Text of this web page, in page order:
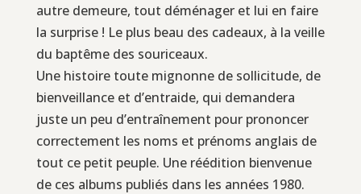
autre demeure, tout déménager et lui en faire
la surprise ! Le plus beau des cadeaux, à la veille
du baptême des souriceaux.
Une histoire toute mignonne de sollicitude, de
bienveillance et d’entraide, qui demandera
juste un peu d’entraînement pour prononcer
correctement les noms et prénoms anglais de
tout ce petit peuple. Une réédition bienvenue
de ces albums publiés dans les années 1980.